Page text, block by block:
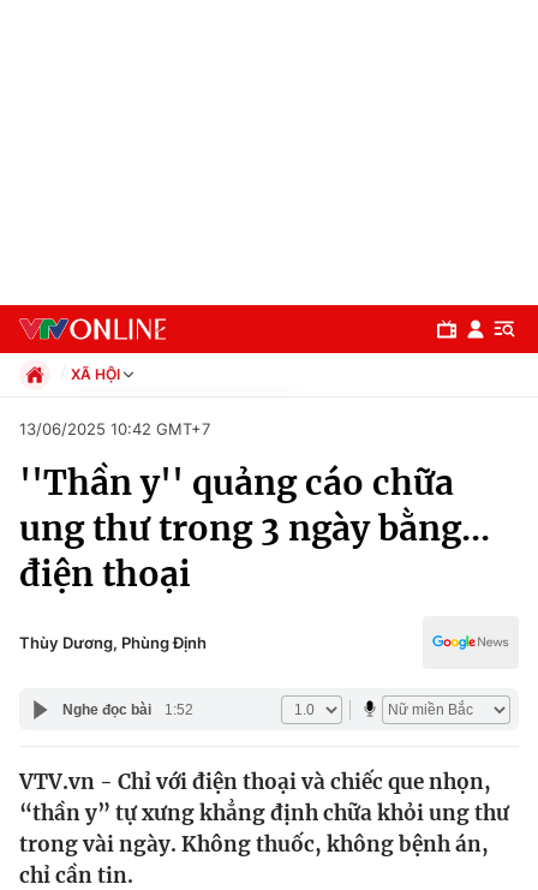
Chuyên mục
Chính trị
Thế giới
Tin tức
XÃ HỘI
Xã hội
Pháp luật
Thể thao
Truyền hình
Văn hóa - Giải trí
Đời sống
Giáo dục
13/06/2025 10:42 GMT+7
''Thần y'' quảng cáo chữa
ung thư trong 3 ngày bằng...
điện thoại
Thùy Dương, Phùng Định
Nghe đọc bài 1:52
VTV.vn - Chỉ với điện thoại và chiếc que nhọn,
“thần y” tự xưng khẳng định chữa khỏi ung thư
trong vài ngày. Không thuốc, không bệnh án,
chỉ cần tin.